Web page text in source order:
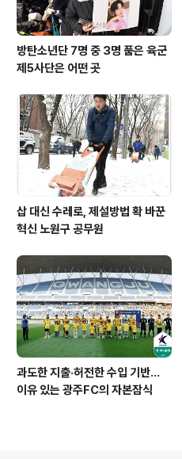
방탄소년단 7명 중 3명 품은 육군
제5사단은 어떤 곳
삽 대신 수레로, 제설방법 확 바꾼
혁신 노원구 공무원
과도한 지출·허전한 수입 기반…
이유 있는 광주FC의 자본잠식